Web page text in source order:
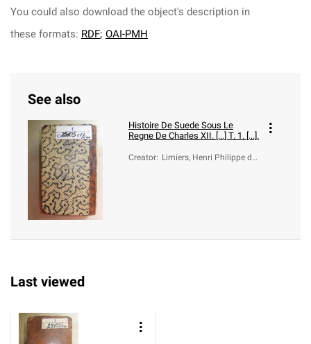
You could also download the object's description in
these formats: RDF; OAI-PMH
See also
Histoire De Suede Sous Le
Regne De Charles XII. [...] T. 1. [...].
Creator: Limiers, Henri Philippe de
Last viewed